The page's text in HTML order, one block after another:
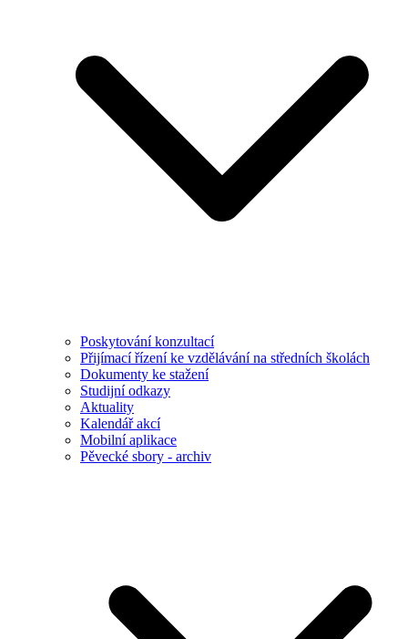
Poskytování konzultací
Přijímací řízení ke vzdělávání na středních školách
Dokumenty ke stažení
Studijní odkazy
Aktuality
Kalendář akcí
Mobilní aplikace
Pěvecké sbory - archiv